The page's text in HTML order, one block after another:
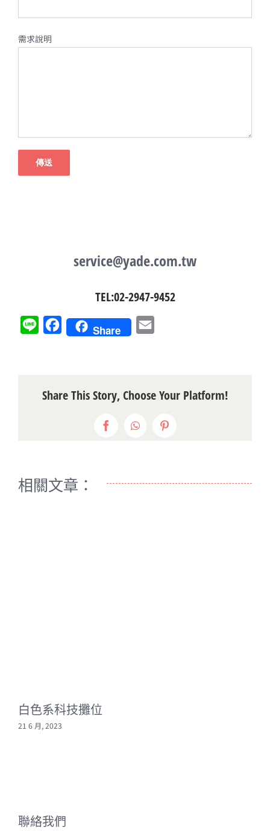
需求說明
service@yade.com.tw
TEL:02-2947-9452
Line FacebookShare
Share This Story, Choose Your Platform!
FacebookWhatsAppPinterest
相關文章：
白色系科技攤位
21 6 月, 2023
聯絡我們